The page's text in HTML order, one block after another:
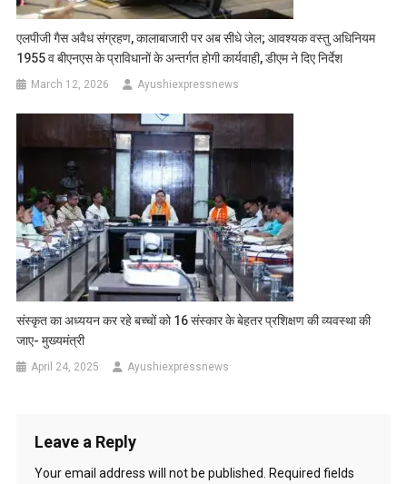
एलपीजी गैस अवैध संग्रहण, कालाबाजारी पर अब सीधे जेल; आवश्यक वस्तु अधिनियम
1955 व बीएनएस के प्राविधानों के अन्तर्गत होगी कार्यवाही, डीएम ने दिए निर्देश
March 12, 2026 Ayushiexpressnews
संस्कृत का अध्ययन कर रहे बच्चों को 16 संस्कार के बेहतर प्रशिक्षण की व्यवस्था की
जाए- मुख्यमंत्री
April 24, 2025 Ayushiexpressnews
Leave a Reply
Your email address will not be published. Required fields